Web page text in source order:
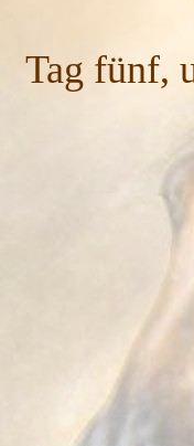
Tag fünf,